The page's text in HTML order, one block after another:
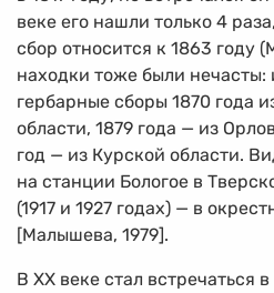
веке его нашли только 4
сбор относится к 1863 году
находки тоже были
гербарные сборы 1870 года
области, 1879 года — из
год — из Курской области.
на станции Бологое в
(1917 и 1927 годах) — в
[Малышева, 1979].
В XX веке стал встречаться